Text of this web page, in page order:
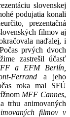
slovenskej
podujatia konali
prezentačná
filmov aj
naďalej, i
prvých dvoch
zastrešil účasť
a EFM Berlín,
Ferrand a jeho
roka mal SFÚ
MFF Cannes,
trhu animovaných
filmov v